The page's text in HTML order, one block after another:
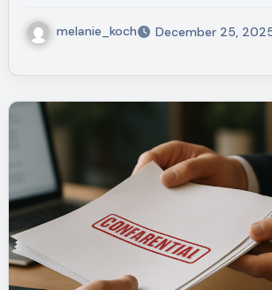
melanie_koch December 25,